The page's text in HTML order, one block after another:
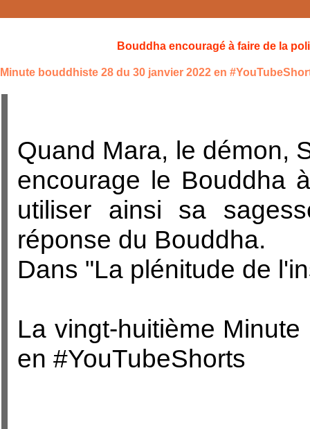
Bouddha encouragé à faire de la
Minute bouddhiste 28 du 30 janvier 2022 en
Quand Mara, le démon,
encourage le Bouddha
utiliser ainsi sa
réponse du Bouddha.
Dans "La plénitude de
La vingt-huitième
en #YouTubeShorts